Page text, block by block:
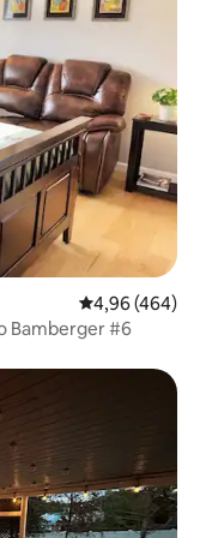
4,96 de uma
4,96 (464)
Bamberger #6